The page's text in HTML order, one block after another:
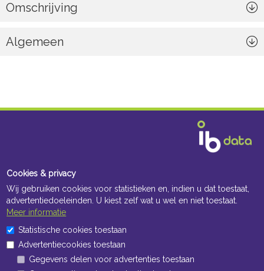
Omschrijving
Algemeen
Cookies & privacy
Wij gebruiken cookies voor statistieken en, indien u dat toestaat,
advertentiedoeleinden. U kiest zelf wat u wel en niet toestaat.
Meer informatie
Statistische cookies toestaan
Advertentiecookies toestaan
Gegevens delen voor advertenties toestaan